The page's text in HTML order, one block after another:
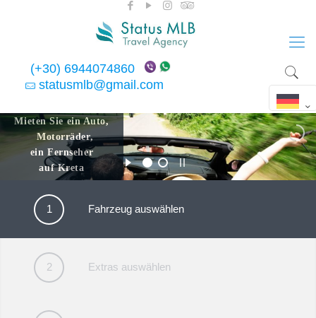
(+30) 6944074860
statusmlb@gmail.com
Mieten Sie ein Auto,
Motorräder,
ein Fernseher
auf Kreta
1 Fahrzeug auswählen
2 Extras auswählen